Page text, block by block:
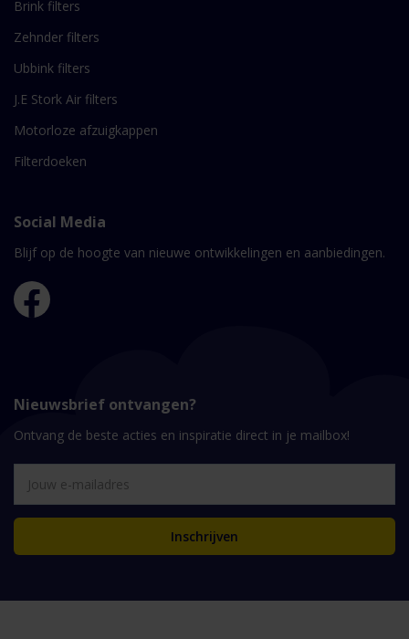
Brink filters
Zehnder filters
Ubbink filters
J.E Stork Air filters
Motorloze afzuigkappen
Filterdoeken
Social Media
Blijf op de hoogte van nieuwe ontwikkelingen en aanbiedingen.
Nieuwsbrief ontvangen?
Ontvang de beste acties en inspiratie direct in je mailbox!
Inschrijven